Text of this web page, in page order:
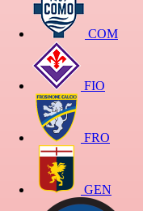
COM
FIO
FRO
GEN